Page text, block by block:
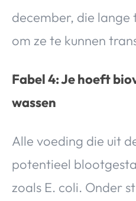
december, die
om ze te kunnen
Fabel 4: Je hoeft
wassen
Alle voeding die uit
potentieel
zoals E. coli. Onder